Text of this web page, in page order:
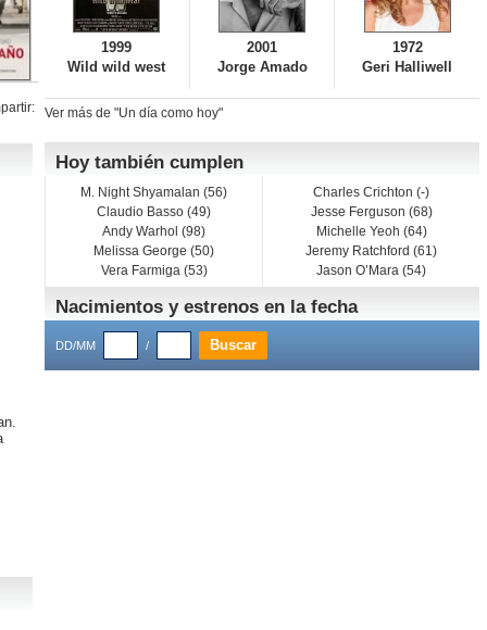
1999
Wild wild west
2001
Jorge Amado
1972
Geri Halliwell
Ver más de "Un día como hoy"
Hoy también cumplen
M. Night Shyamalan (56)
Claudio Basso (49)
Andy Warhol (98)
Melissa George (50)
Vera Farmiga (53)
Charles Crichton (-)
Jesse Ferguson (68)
Michelle Yeoh (64)
Jeremy Ratchford (61)
Jason O’Mara (54)
Nacimientos y estrenos en la fecha
DD/MM /